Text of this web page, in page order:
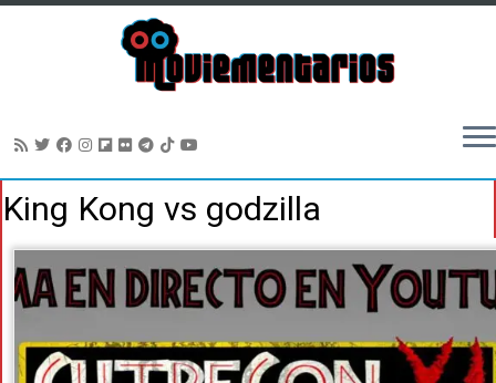
alKing Kong vs godzilla